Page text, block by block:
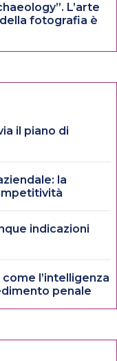
L’arte
fotografia è
il piano di
la
indicazioni
l’intelligenza
penale